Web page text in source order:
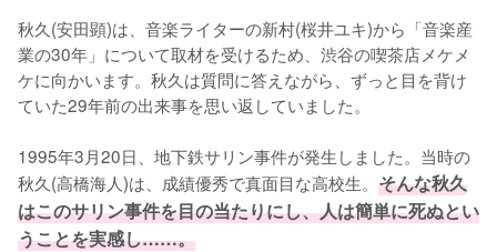
秋久(安田顕)は、音楽ライターの新村(桜井ユキ)から「音楽産
業の30年」について取材を受けるため、渋谷の喫茶店メケメ
ケに向かいます。秋久は質問に答えながら、ずっと目を背け
ていた29年前の出来事を思い返していました。
1995年3月20日、地下鉄サリン事件が発生しました。当時の
秋久(高橋海人)は、成績優秀で真面目な高校生。 そんな秋久
はこのサリン事件を目の当たりにし、人は簡単に死ぬとい
うことを実感し……。